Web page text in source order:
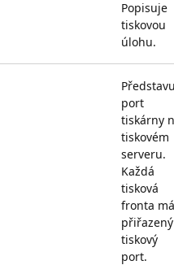
Popisuje
tiskovou
úlohu.
port
tiskárny
tiskovém
serveru.
Každá
tisková
fronta má
přiřazený
tiskový
port.